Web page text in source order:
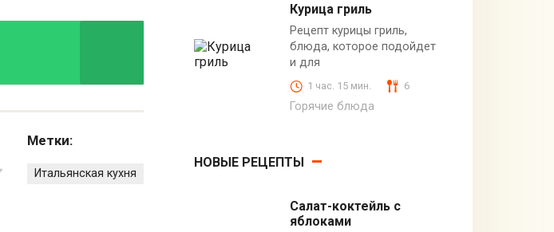
Метки:
Итальянская кухня
Курица гриль
Рецепт курицы гриль,
блюда, которое подойдет
и для
1 час. 15 мин. 6
Горячие блюда
НОВЫЕ РЕЦЕПТЫ
Салат-коктейль с
яблоками